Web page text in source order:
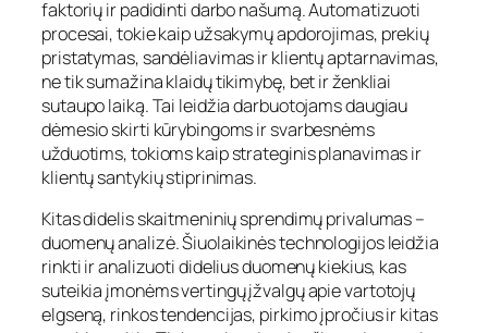
faktorių ir padidinti darbo našumą. Automatizuoti
procesai, tokie kaip užsakymų apdorojimas, prekių
pristatymas, sandėliavimas ir klientų aptarnavimas,
ne tik sumažina klaidų tikimybę, bet ir ženkliai
sutaupo laiką. Tai leidžia darbuotojams daugiau
dėmesio skirti kūrybingoms ir svarbesnėms
užduotims, tokioms kaip strateginis planavimas ir
klientų santykių stiprinimas.
Kitas didelis skaitmeninių sprendimų privalumas –
duomenų analizė. Šiuolaikinės technologijos leidžia
rinkti ir analizuoti didelius duomenų kiekius, kas
suteikia įmonėms vertingų įžvalgų apie vartotojų
elgseną, rinkos tendencijas, pirkimo įpročius ir kitas